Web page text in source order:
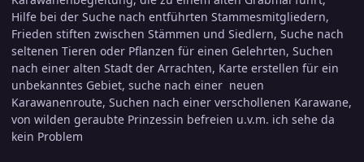
Hilfe bei der Suche nach entführten Stammesmitgliedern,
Frieden stiften zwischen Stämmen und Siedlern, Suche nach
seltenen Tieren oder Pflanzen für einen Gelehrten, Suchen
nach einer alten Stadt der Arrachten, Karte erstellen für ein
unbekanntes Gebiet, suche nach einer neuen
Karawanenroute, Suchen nach einer verschollenen Karawane,
von wilden geraubte Prinzessin befreien u.v.m. ich sehe da
kein Problem